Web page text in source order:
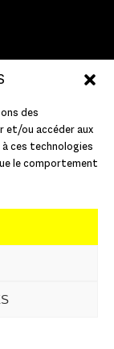
des
et/ou accéder aux
ces technologies
le comportement